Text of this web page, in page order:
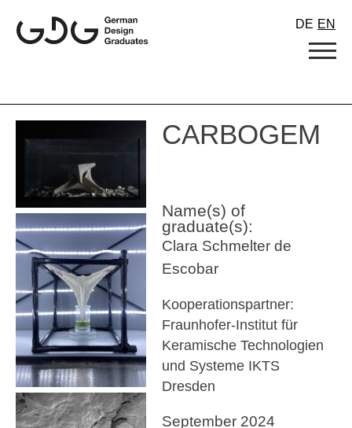
content
DE EN
CARBOGEM
Name(s) of
graduate(s):
Clara Schmelter de
Escobar
Kooperationspartner:
Fraunhofer-Institut für
Keramische Technologien
und Systeme IKTS
Dresden
September 2024